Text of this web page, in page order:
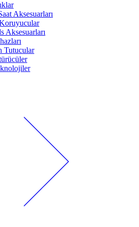
Aksesuarları
Aksesuarları
Tutucular